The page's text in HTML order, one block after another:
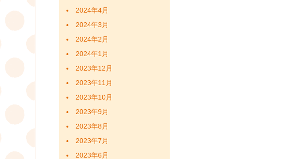
2024年4月
2024年3月
2024年2月
2024年1月
2023年12月
2023年11月
2023年10月
2023年9月
2023年8月
2023年7月
2023年6月